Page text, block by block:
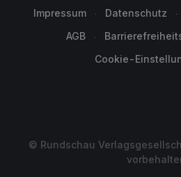
Impressum Datenschutz
AGB
Cookie-
© Rundschau